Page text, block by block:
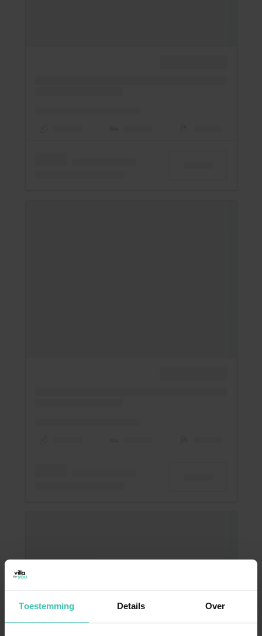
Toestemming Details Over